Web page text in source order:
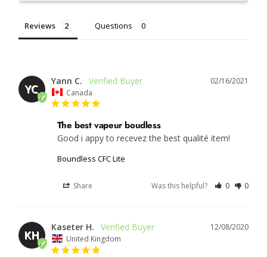
Reviews Questions
YC
02/16/2021
Yann C.
Canada
The best vapeur boudless
Good i appy to recevez the best qualité item!
Boundless CFC Lite
Share Was this helpful? 0 0
KH
12/08/2020
Kaseter H.
United Kingdom